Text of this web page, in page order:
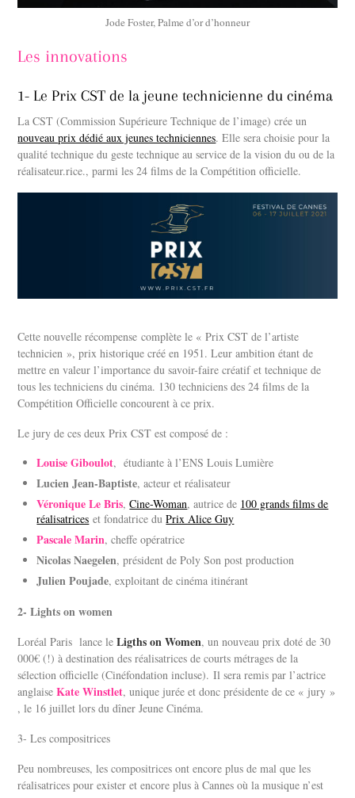
Jode Foster, Palme d’or d’honneur
Les innovations
1- Le Prix CST de la jeune technicienne du cinéma
La CST (Commission Supérieure Technique de l’image) crée un
nouveau prix dédié aux jeunes techniciennes. Elle sera choisie pour la
qualité technique du geste technique au service de la vision du ou de la
réalisateur.rice., parmi les 24 films de la Compétition officielle.
Cette nouvelle récompense complète le « Prix CST de l’artiste
technicien », prix historique créé en 1951. Leur ambition étant de
mettre en valeur l’importance du savoir-faire créatif et technique de
tous les techniciens du cinéma. 130 techniciens des 24 films de la
Compétition Officielle concourent à ce prix.
Le jury de ces deux Prix CST est composé de :
Louise Giboulot, étudiante à l’ENS Louis Lumière
Lucien Jean-Baptiste, acteur et réalisateur
Véronique Le Bris,Cine-Woman, autrice de 100 grands films de
réalisatrices et fondatrice duPrix Alice Guy
Pascale Marin, cheffe opératrice
Nicolas Naegelen, président de Poly Son post production
Julien Poujade, exploitant de cinéma itinérant
2- Lights on women
Loréal Paris lance leLigths on Women, un nouveau prix doté de 30
000€ (!) à destination des réalisatrices de courts métrages de la
sélection officielle (Cinéfondation incluse). Il sera remis par l’actrice
anglaiseKate Winstlet, unique jurée et donc présidente de ce « jury »
, le 16 juillet lors du dîner Jeune Cinéma.
3- Les compositrices
Peu nombreuses, les compositrices ont encore plus de mal que les
réalisatrices pour exister et encore plus à Cannes où la musique n’est